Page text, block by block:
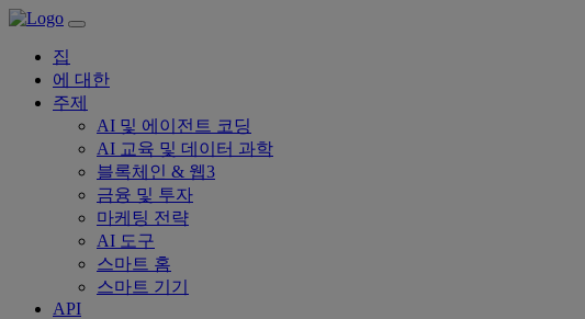
집
에 대한
주제
AI 및 에이전트 코딩
AI 교육 및 데이터 과학
블록체인 & 웹3
금융 및 투자
마케팅 전략
AI 도구
스마트 홈
스마트 기기
API